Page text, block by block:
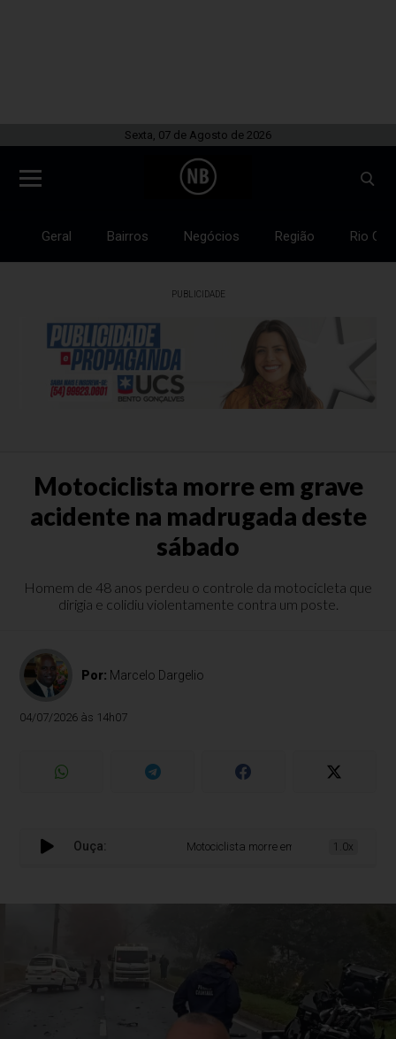
Sexta, 07 de Agosto de 2026
Geral Bairros Negócios Região Rio
PUBLICIDADE
Motociclista morre em grave
acidente na madrugada deste
sábado
Homem de 48 anos perdeu o controle da motocicleta que
dirigia e colidiu violentamente contra um poste.
Por: Marcelo Dargelio
04/07/2026 às 14h07
Ouça: Motociclista morre em grave acidente na
1.0x